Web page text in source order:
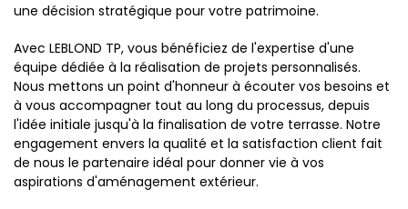
une décision stratégique pour votre patrimoine.
Avec LEBLOND TP, vous bénéficiez de l'expertise d'une
équipe dédiée à la réalisation de projets personnalisés.
Nous mettons un point d'honneur à écouter vos besoins et
à vous accompagner tout au long du processus, depuis
l'idée initiale jusqu'à la finalisation de votre terrasse. Notre
engagement envers la qualité et la satisfaction client fait
de nous le partenaire idéal pour donner vie à vos
aspirations d'aménagement extérieur.